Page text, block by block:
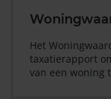
Het
taxatierapport
van een woning